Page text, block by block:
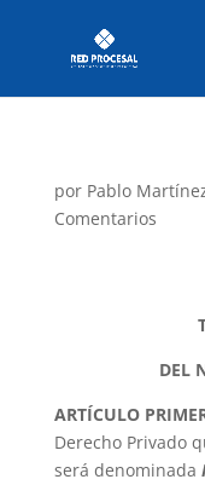
por Pablo
Comentarios
DEL
ARTÍCULO
Derecho Privado
será denominada